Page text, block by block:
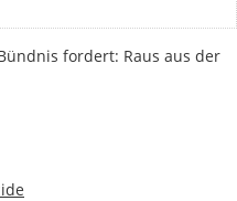
fordert: Raus aus der